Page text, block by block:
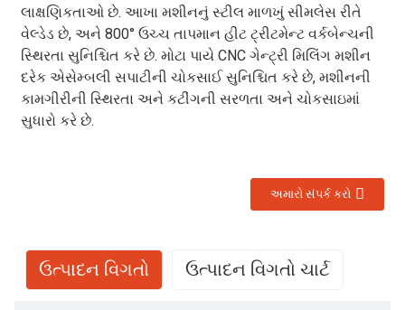
લાક્ષણિકતાઓ છે. આખા મશીનનું સ્ટીલ માળખું સીમલેસ રીતે
વેલ્ડેડ છે, અને 800° ઉચ્ચ તાપમાન હીટ ટ્રીટમેન્ટ વર્કબેન્ચની
સ્થિરતા સુનિશ્ચિત કરે છે. મોટા પાયે CNC ગેન્ટ્રી મિલિંગ મશીન
દરેક એસેમ્બલી સપાટીની ચોકસાઈ સુનિશ્ચિત કરે છે, મશીનની
કામગીરીની સ્થિરતા અને કટીંગની સરળતા અને ચોકસાઇમાં
સુધારો કરે છે.
અમારો સંપર્ક કરો
ઉત્પાદન વિગતો ઉત્પાદન વિગતો ચાર્ટ